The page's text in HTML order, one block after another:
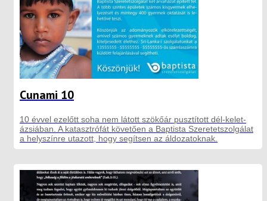
Cunami 10
10 évvel ezelőtt soha nem látott szökőár pusztított dél-kelet-
ázsiában. A katasztrófát követően a Baptista Szeretetszolgálat
a helyszínre utazott, hogy segítsen az áldozatoknak.